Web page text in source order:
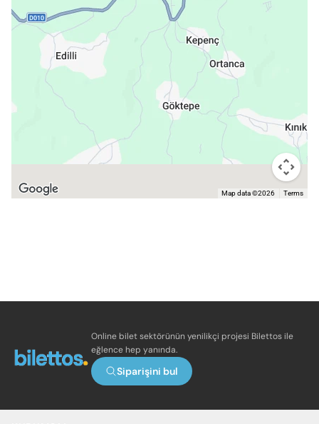
Map data ©2026 Terms
Online bilet sektörünün yenilikçi projesi Bilettos ile
eğlence hep yanında.
Siparişini bul